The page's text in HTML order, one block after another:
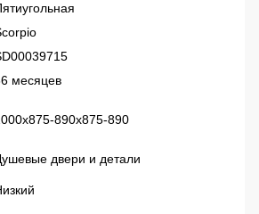
месяцев
890х875-890
двери и детали